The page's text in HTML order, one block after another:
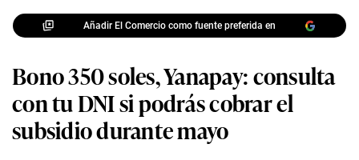
Añadir El Comercio como fuente preferida en
Bono 350 soles, Yanapay: consulta
con tu DNI si podrás cobrar el
subsidio durante mayo